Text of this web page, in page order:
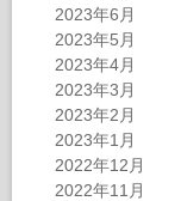
2023年6月
2023年5月
2023年4月
2023年3月
2023年2月
2023年1月
2022年12月
2022年11月